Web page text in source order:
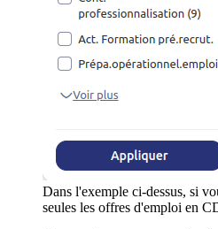
Dans l'exemple ci-dessus, si
seules les offres d'emploi en